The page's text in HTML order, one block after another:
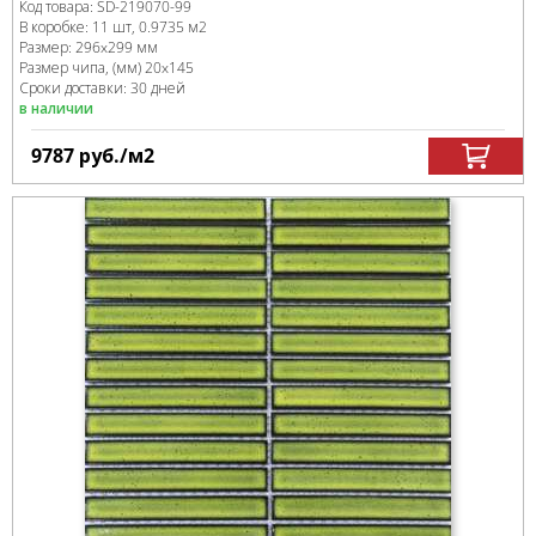
Код товара: SD-219070-99
В коробке: 11 шт, 0.9735 м2
Размер: 296x299 мм
Размер чипа, (мм)20x145
Сроки доставки: 30 дней
в наличии
9787 руб./м2